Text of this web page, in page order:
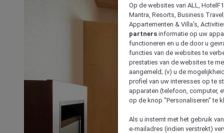
Op de websites van ALL,
Mantra, Resorts, Business
Appartementen & Villa's,
partners informatie op uw
functioneren en u de door u
functies van de websites te
prestaties van de websites te
aangemeld; (v) u de
profiel van uw interesses op te
apparaten (telefoon, computer,
op de knop "Personaliseren" te
Als u instemt met het gebruik
e-mailadres (indien verstrekt)